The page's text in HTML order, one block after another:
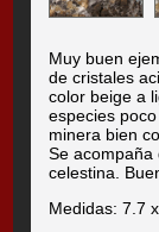
Muy buen
de cristales
color beige a
especies
minera bien
Se acompaña
celestina.
Medidas: 7.7